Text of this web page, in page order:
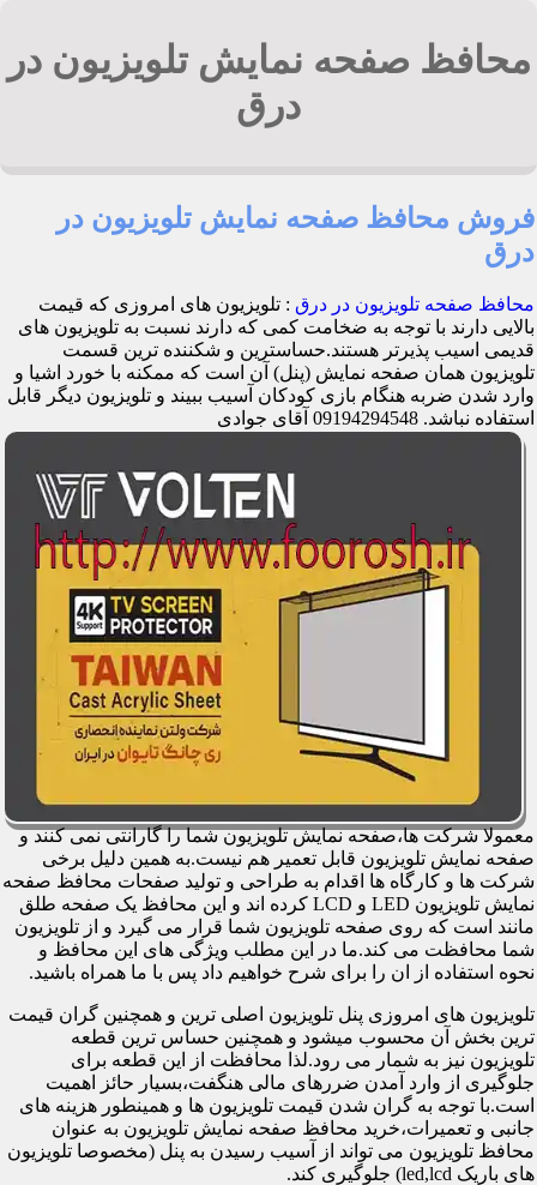
محافظ صفحه نمایش تلویزیون در
درق
فروش محافظ صفحه نمایش تلویزیون در
درق
محافظ صفحه تلویزیون در درق : تلویزیون های امروزی که قیمت
بالایی دارند با توجه به ضخامت کمی که دارند نسبت به تلویزیون های
قدیمی اسیب پذیرتر هستند.حساسترین و شکننده ترین قسمت
تلویزیون همان صفحه نمایش (پنل) آن است که ممکنه با خورد اشیا و
وارد شدن ضربه هنگام بازی کودکان آسیب ببیند و تلویزیون دیگر قابل
استفاده نباشد. 09194294548 آقای جوادی
معمولا شرکت ها،صفحه نمایش تلویزیون شما را گارانتی نمی کنند و
صفحه نمایش تلویزیون قابل تعمیر هم نیست.به همین دلیل برخی
شرکت ها و کارگاه ها اقدام به طراحی و تولید صفحات محافظ صفحه
نمایش تلویزیون LED و LCD کرده اند و این محافظ یک صفحه طلق
مانند است که روی صفحه تلویزیون شما قرار می گیرد و از تلویزیون
شما محافظت می کند.ما در این مطلب ویژگی های این محافظ و
نحوه استفاده از ان را برای شرح خواهیم داد پس با ما همراه باشید.
تلویزیون های امروزی پنل تلویزیون اصلی ترین و همچنین گران قیمت
ترین بخش آن محسوب میشود و همچنین حساس ترین قطعه
تلویزیون نیز به شمار می رود.لذا محافظت از این قطعه برای
جلوگیری از وارد آمدن ضررهای مالی هنگفت،بسیار حائز اهمیت
است.با توجه به گران شدن قیمت تلویزیون ها و همینطور هزینه های
جانبی و تعمیرات،خرید محافظ صفحه نمایش تلویزیون به عنوان
محافظ تلویزیون می تواند از آسیب رسیدن به پنل (مخصوصا تلویزیون
های باریک led,lcd) جلوگیری کند.